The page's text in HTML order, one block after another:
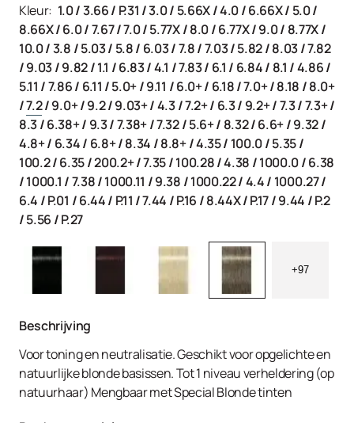
Kleur: 1.0/3.66/ P.31 /3.0/ 5.66X/4.0/6.66X/ 5.0/
8.66X/6.0/7.67/7.0/5.77X/8.0/6.77X/9.0/ 8.77X/
10.0/3.8 /5.03/ 5.8/ 6.03/7.8/7.03/5.82/8.03/7.82
/9.03/9.82/1.1 /6.83/4.1 /7.83/ 6.1 / 6.84/ 8.1 /4.86/
5.11 /7.86/ 6.11 /5.0+/9.11 /6.0+/ 6.18/7.0+/8.18 /8.0+
/7.2/9.0+/9.2/9.03+/4.3/7.2+/ 6.3/ 9.2+/7.3/7.3+/
8.3/6.38+/ 9.3/7.38+/7.32/5.6+/ 8.32/6.6+/9.32/
4.8+/ 6.34/ 6.8+/8.34 /8.8+/4.35/ 100.0/5.35/
100.2/6.35/200.2+/7.35/100.28/4.38 /1000.0/6.38
/1000.1 /7.38/1000.11 /9.38 /1000.22/4.4/ 1000.27/
6.4 /P.01 /6.44/ P.11 /7.44 /P.16 /8.44X/P.17/9.44 /P.2
/5.56 /P.27
+97
Beschrijving
Voor toning en neutralisatie. Geschikt voor opgelichte en
natuurlijke blonde basissen. Tot 1 niveau verheldering (op
natuurhaar) Mengbaar met Special Blonde tinten